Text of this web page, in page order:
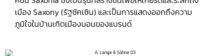
เมือง Saxony (รัฐซัคเซิน) และเป็นการแสดงออกถึงความ
ภูมิใจในบ้านเกิดเมืองนอนของแบรนด์